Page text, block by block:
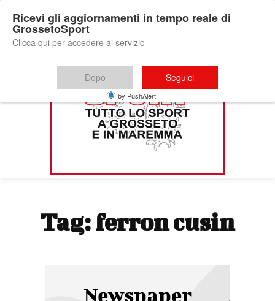
Tag:ferron cusin
Ricevi gli aggiornamenti in tempo reale di
GrossetoSport
Clicca qui per accedere al servizio
Dopo Seguici
by PushAlert